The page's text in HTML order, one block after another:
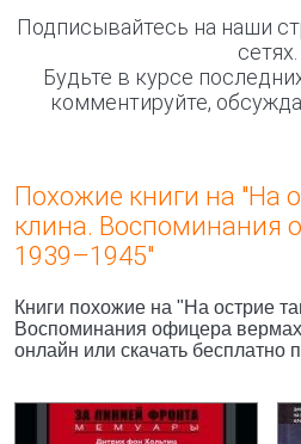
Подписывайтесь на наши
сетях.
Будьте в курсе
комментируйте,
Похожие книги на "На
клина. Воспоминания
1939–1945"
Книги похожие на "На острие
Воспоминания офицера
онлайн или скачать бесплатно